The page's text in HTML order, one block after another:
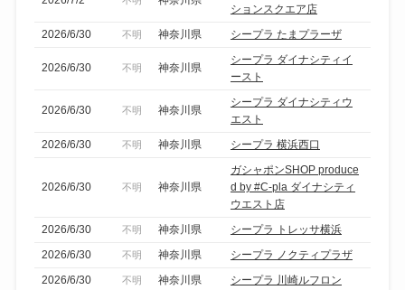
ションスクエア店
2026/6/30
不明 神奈川県 シープラ たまプラーザ
2026/6/30 不明 神奈川県
シープラ ダイナシティイ
ースト
2026/6/30 不明 神奈川県
シープラ ダイナシティウ
エスト
2026/6/30
不明 神奈川県 シープラ 横浜西口
2026/6/30 不明 神奈川県
ガシャポンSHOP produce
d by #C-pla ダイナシティ
ウエスト店
2026/6/30
不明 神奈川県
シープラ トレッサ横浜
2026/6/30
不明 神奈川県
シープラ ノクティプラザ
2026/6/30
不明 神奈川県 シープラ 川崎ルフロン